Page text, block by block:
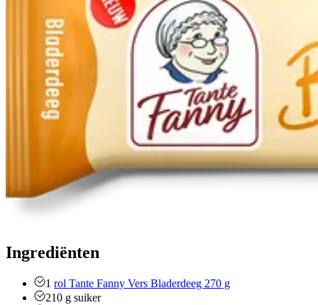
Ingrediënten
1 rol Tante Fanny Vers Bladerdeeg 270 g
210 g suiker